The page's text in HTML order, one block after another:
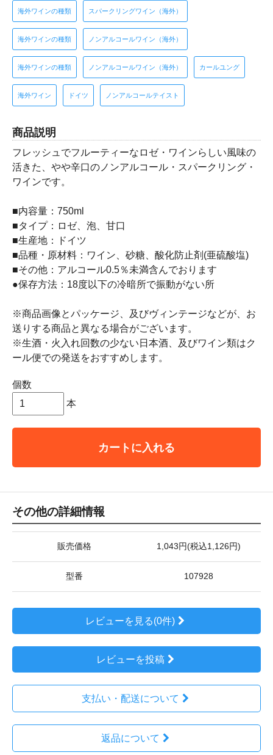
海外ワインの種類 スパークリングワイン（海外）
海外ワインの種類 ノンアルコールワイン（海外）
海外ワインの種類 ノンアルコールワイン（海外） カールユング
海外ワイン ドイツ ノンアルコールテイスト
商品説明
フレッシュでフルーティーなロゼ・ワインらしい風味の
活きた、やや辛口のノンアルコール・スパークリング・
ワインです。
■内容量：750ml
■タイプ：ロゼ、泡、甘口
■生産地：ドイツ
■品種・原材料：ワイン、砂糖、酸化防止剤(亜硫酸塩)
■その他：アルコール0.5％未満含んでおります
●保存方法：18度以下の冷暗所で振動がない所
※商品画像とパッケージ、及びヴィンテージなどが、お
送りする商品と異なる場合がございます。
※生酒・火入れ回数の少ない日本酒、及びワイン類はク
ール便での発送をおすすめします。
個数
本
カートに入れる
その他の詳細情報
販売価格 1,043円(税込1,126円)
型番 107928
レビューを見る(0件)
レビューを投稿
支払い・配送について
返品について